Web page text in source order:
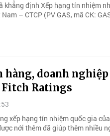
khẳng định Xếp hạng tín nhiệm
– CTCP (PV GAS, mã CK:
hàng, doanh
Ratings
xếp hạng tín nhiệm quốc gia
nới thêm đã giúp thêm nhiều